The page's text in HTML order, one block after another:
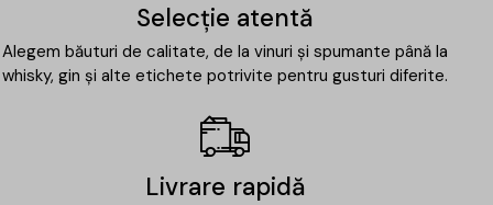
Selecție atentă
Alegem băuturi de calitate, de la vinuri și spumante până la
whisky, gin și alte etichete potrivite pentru gusturi diferite.
Livrare rapidă